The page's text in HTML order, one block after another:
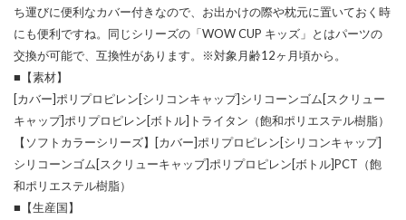
ち運びに便利なカバー付きなので、お出かけの際や枕元に置いておく時
にも便利ですね。同じシリーズの「WOW CUP キッズ」とはパーツの
交換が可能で、互換性があります。※対象月齢12ヶ月頃から。
■【素材】
[カバー]ポリプロピレン[シリコンキャップ]シリコーンゴム[スクリュー
キャップ]ポリプロピレン[ボトル]トライタン（飽和ポリエステル樹脂）
【ソフトカラーシリーズ】[カバー]ポリプロピレン[シリコンキャップ]
シリコーンゴム[スクリューキャップ]ポリプロピレン[ボトル]PCT（飽
和ポリエステル樹脂）
■【生産国】